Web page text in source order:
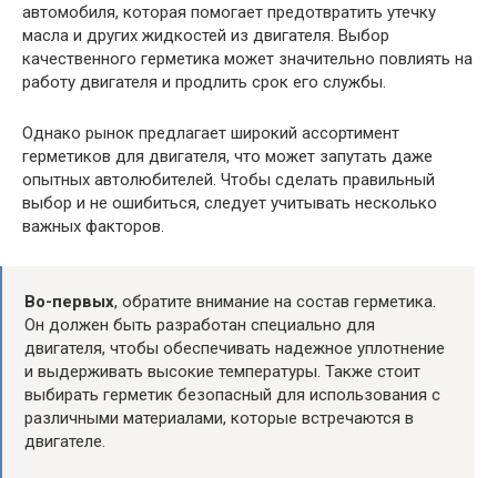
автомобиля, которая помогает предотвратить утечку
масла и других жидкостей из двигателя. Выбор
качественного герметика может значительно повлиять на
работу двигателя и продлить срок его службы.
Однако рынок предлагает широкий ассортимент
герметиков для двигателя, что может запутать даже
опытных автолюбителей. Чтобы сделать правильный
выбор и не ошибиться, следует учитывать несколько
важных факторов.
Во-первых, обратите внимание на состав герметика.
Он должен быть разработан специально для
двигателя, чтобы обеспечивать надежное уплотнение
и выдерживать высокие температуры. Также стоит
выбирать герметик безопасный для использования с
различными материалами, которые встречаются в
двигателе.